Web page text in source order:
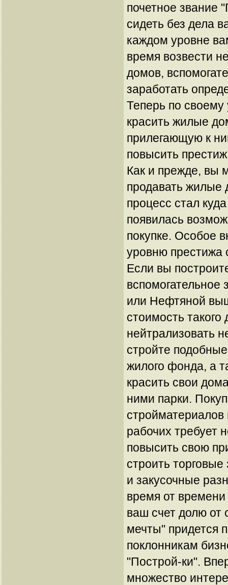
почетное звание
сидеть без дела
каждом уровне
время возвести
домов,
заработать
Теперь по
красить жилые
прилегающую к
повысить
Как и прежде, вы
продавать жилые
процесс стал
появилась
покупке. Особое
уровню престижа
Если вы
вспомогательное
или Нефтяной
стоимость
нейтрализовать
стройте
жилого фонда, а
красить свои
ними парки.
рабочих требует
повысить свою
строить
и закусочные
время от времени
ваш счет долю от
мечты" придется
поклонникам
"Построй-ки".
множество